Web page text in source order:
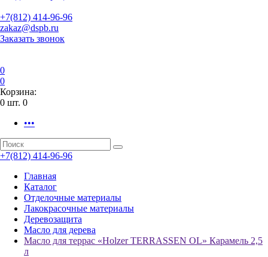
+7(812) 414-96-96
zakaz@dspb.ru
Заказать звонок
0
0
Корзина:
0 шт. 0
•••
+7(812) 414-96-96
Главная
Каталог
Отделочные материалы
Лакокрасочные материалы
Деревозащита
Масло для дерева
Масло для террас «Holzer TERRASSEN OL» Карамель 2,5
л